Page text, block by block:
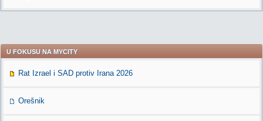
U FOKUSU NA MYCITY
Rat Izrael i SAD protiv Irana 2026
Orešnik